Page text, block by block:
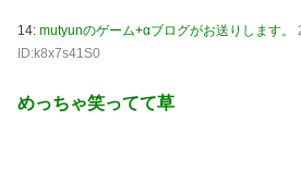
14: mutyunのゲーム+αブログがお送りします。
ID:k8x7s41S0
めっちゃ笑ってて草